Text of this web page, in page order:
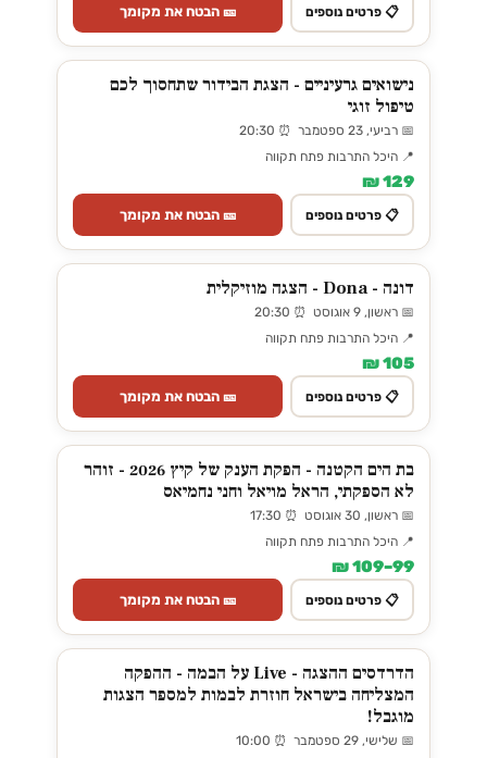
📋 פרטים נוספים 🎫 הבטח את מקומך
נישואים גרעיניים - הצגת הבידור שתחסוך לכם
טיפול זוגי
📅 רביעי, 23 ספטמבר ⏰ 20:30
📍 היכל התרבות פתח תקווה
129 ₪
📋 פרטים נוספים 🎫 הבטח את מקומך
דונה - Dona - הצגה מוזיקלית
📅 ראשון, 9 אוגוסט ⏰ 20:30
📍 היכל התרבות פתח תקווה
105 ₪
📋 פרטים נוספים 🎫 הבטח את מקומך
בת הים הקטנה - הפקת הענק של קיץ 2026 - זוהר
לא הספקתי, הראל מויאל וחני נחמיאס
📅 ראשון, 30 אוגוסט ⏰ 17:30
📍 היכל התרבות פתח תקווה
99–109 ₪
📋 פרטים נוספים 🎫 הבטח את מקומך
הדרדסים ההצגה - Live על הבמה - ההפקה
המצליחה בישראל חוזרת לבמות למספר הצגות
מוגבל!
📅 שלישי, 29 ספטמבר ⏰ 10:00